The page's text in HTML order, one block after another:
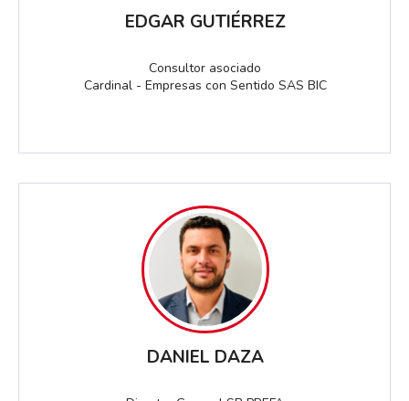
EDGAR GUTIÉRREZ
Consultor asociado
Cardinal - Empresas con Sentido SAS BIC
DANIEL DAZA